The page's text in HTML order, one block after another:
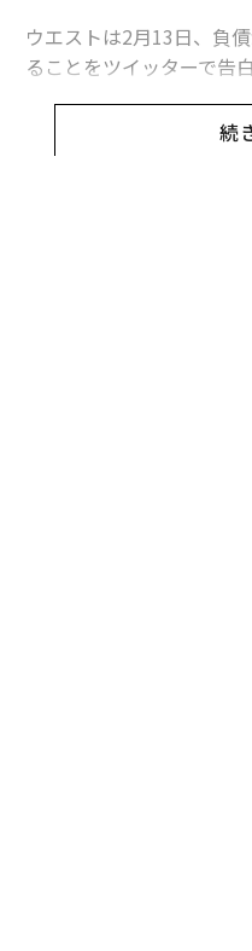
ウエストは2月13日、負
ることをツイッターで告
ザッカーバーグCEOをは
何らかの形での財政支援
の調査では、ザッカーバ
続